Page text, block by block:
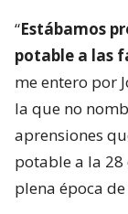
“Estábamos
potable a las
me entero por
la que no
aprensiones
potable a la 28
plena época